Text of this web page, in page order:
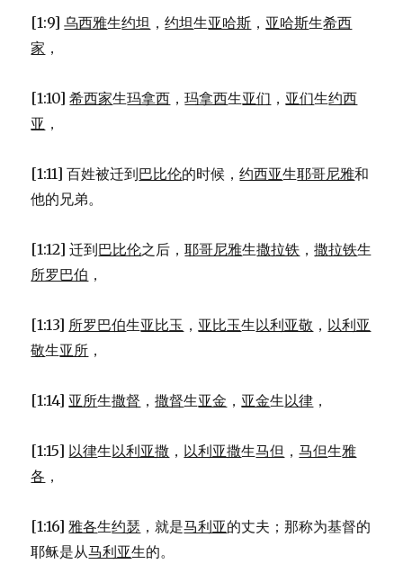
[1:9]乌西雅生约坦 ，约坦生亚哈斯 ， 亚哈斯生希西
家 ，
[1:10]希西家生玛拿西 ，玛拿西生亚们 ， 亚们生约西
亚 ，
[1:11] 百姓被迁到巴比伦的时候，约西亚生耶哥尼雅和
他的兄弟。
[1:12] 迁到巴比伦之后，耶哥尼雅生撒拉铁 ，撒拉铁生
所罗巴伯 ，
[1:13] 所罗巴伯生亚比玉 ， 亚比玉生以利亚敬 ， 以利亚
敬生亚所 ，
[1:14] 亚所生撒督 ，撒督生亚金 ， 亚金生以律 ，
[1:15] 以律生以利亚撒 ， 以利亚撒生马但 ，马但生雅
各 ，
[1:16]雅各生约瑟 ，就是马利亚的丈夫；那称为基督的
耶稣是从马利亚生的。